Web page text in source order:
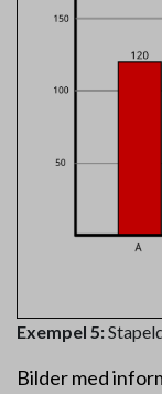
Exempel 5:
Bilder med